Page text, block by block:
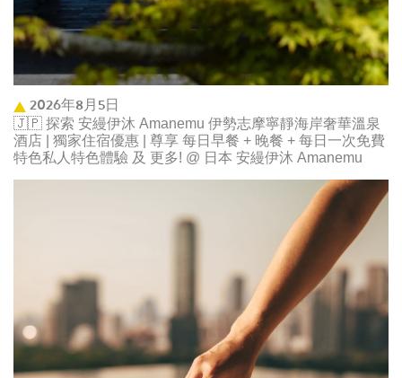
2026年8月5日
🇯🇵 探索 安縵伊沐 Amanemu 伊勢志摩寧靜海岸奢華溫泉
酒店 | 獨家住宿優惠 | 尊享 每日早餐 + 晚餐 + 每日一次免費
特色私人特色體驗 及 更多! @ 日本 安縵伊沐 Amanemu